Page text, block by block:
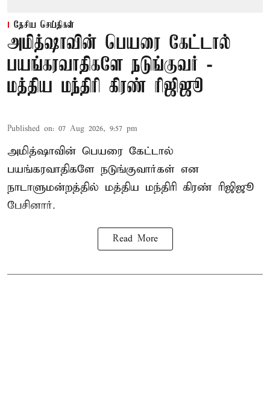
தேசிய செய்திகள்
அமித்ஷாவின் பெயரை கேட்டால்
பயங்கரவாதிகளே நடுங்குவர் -
மத்திய மந்திரி கிரண் ரிஜிஜூ
Published on: 07 Aug 2026, 9:57 pm
அமித்ஷாவின் பெயரை கேட்டால்
பயங்கரவாதிகளே நடுங்குவார்கள் என
நாடாளுமன்றத்தில் மத்திய மந்திரி கிரண் ரிஜிஜூ
பேசினார்.
Read More